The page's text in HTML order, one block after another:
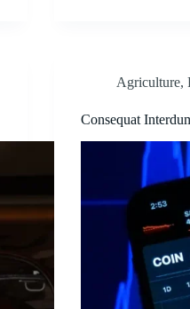
Agriculture,
Consequat